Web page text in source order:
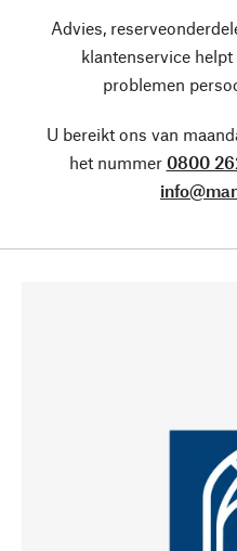
Advies,
klantenservice
problemen
U bereikt ons van
het nummer 0800